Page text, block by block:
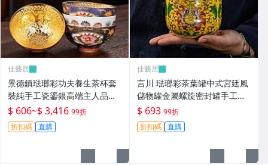
陶瓷菜盤
適用相機背帶
明星同款衣服
茶水分離杯子
主人單杯
佳藝居
景德鎮琺瑯彩功夫養生茶杯套
裝純手工瓷鎏銀高端主人品茗
杯子茶盞-zero潮流屋
$ 606~$ 3,416 99折
折扣碼 直購
佳藝居
言川 琺瑯彩茶葉罐中式宮廷風
儲物罐金屬螺旋密封罐手工創
意茶倉-zero潮流屋
$ 693 99折
折扣碼 直購